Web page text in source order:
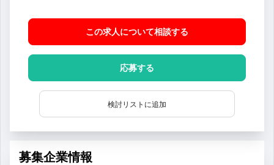
この求人について相談する
応募する
検討リストに追加
募集企業情報